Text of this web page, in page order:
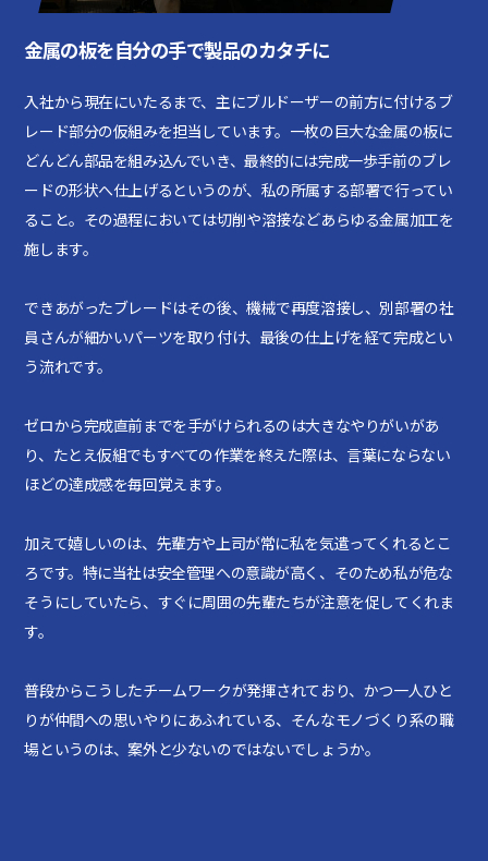
金属の板を自分の手で製品のカタチに
入社から現在にいたるまで、主にブルドーザーの前方に付けるブ
レード部分の仮組みを担当しています。一枚の巨大な金属の板に
どんどん部品を組み込んでいき、最終的には完成一歩手前のブレ
ードの形状へ仕上げるというのが、私の所属する部署で行ってい
ること。その過程においては切削や溶接などあらゆる金属加工を
施します。
できあがったブレードはその後、機械で再度溶接し、別部署の社
員さんが細かいパーツを取り付け、最後の仕上げを経て完成とい
う流れです。
ゼロから完成直前までを手がけられるのは大きなやりがいがあ
り、たとえ仮組でもすべての作業を終えた際は、言葉にならない
ほどの達成感を毎回覚えます。
加えて嬉しいのは、先輩方や上司が常に私を気遣ってくれるとこ
ろです。特に当社は安全管理への意識が高く、そのため私が危な
そうにしていたら、すぐに周囲の先輩たちが注意を促してくれま
す。
普段からこうしたチームワークが発揮されており、かつ一人ひと
りが仲間への思いやりにあふれている、そんなモノづくり系の職
場というのは、案外と少ないのではないでしょうか。